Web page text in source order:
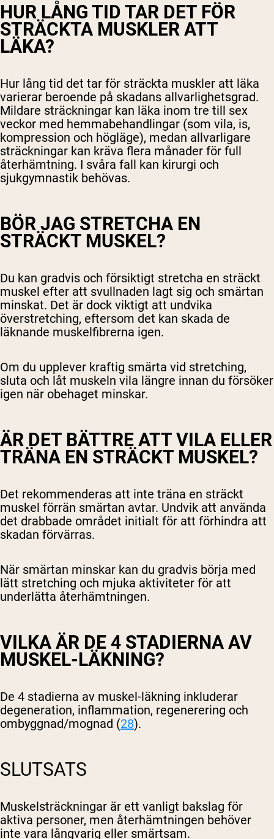
HUR LÅNG TID TAR DET FÖR
STRÄCKTA MUSKLER ATT
LÄKA?
Hur lång tid det tar för sträckta muskler att läka
varierar beroende på skadans allvarlighetsgrad.
Mildare sträckningar kan läka inom tre till sex
veckor med hemmabehandlingar (som vila, is,
kompression och högläge), medan allvarligare
sträckningar kan kräva flera månader för full
återhämtning. I svåra fall kan kirurgi och
sjukgymnastik behövas.
BÖR JAG STRETCHA EN
STRÄCKT MUSKEL?
Du kan gradvis och försiktigt stretcha en sträckt
muskel efter att svullnaden lagt sig och smärtan
minskat. Det är dock viktigt att undvika
överstretching, eftersom det kan skada de
läknande muskelfibrerna igen.
Om du upplever kraftig smärta vid stretching,
sluta och låt muskeln vila längre innan du försöker
igen när obehaget minskar.
ÄR DET BÄTTRE ATT VILA ELLER
TRÄNA EN STRÄCKT MUSKEL?
Det rekommenderas att inte träna en sträckt
muskel förrän smärtan avtar. Undvik att använda
det drabbade området initialt för att förhindra att
skadan förvärras.
När smärtan minskar kan du gradvis börja med
lätt stretching och mjuka aktiviteter för att
underlätta återhämtningen.
VILKA ÄR DE 4 STADIERNA AV
MUSKEL-LÄKNING?
De 4 stadierna av muskel-läkning inkluderar
degeneration, inflammation, regenerering och
ombyggnad/mognad (28).
SLUTSATS
Muskelsträckningar är ett vanligt bakslag för
aktiva personer, men återhämtningen behöver
inte vara långvarig eller smärtsam.